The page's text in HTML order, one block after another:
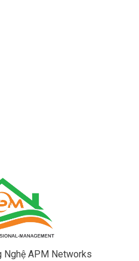
Nghệ APM Networks